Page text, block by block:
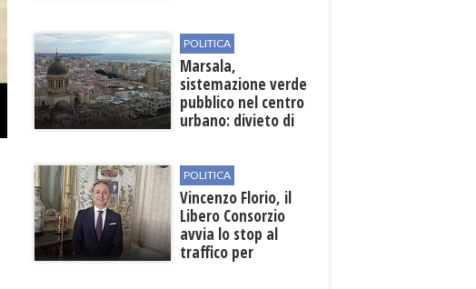
POLITICA
Marsala,
sistemazione verde
pubblico nel centro
urbano: divieto di
POLITICA
Vincenzo Florio, il
Libero Consorzio
avvia lo stop al
traffico per